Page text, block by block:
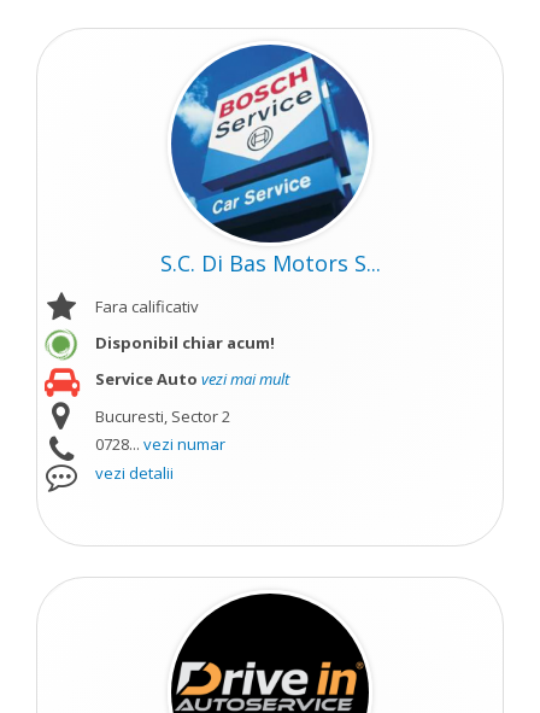
S.C. Di Bas Motors S...
Fara calificativ
Disponibil chiar acum!
Service Auto vezi mai mult
Bucuresti, Sector 2
0728... vezi numar
vezi detalii